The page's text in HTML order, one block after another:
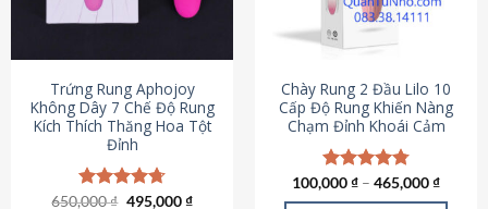
Trứng Rung Aphojoy
Không Dây 7 Chế Độ Rung
Kích Thích Thăng Hoa Tột
Đỉnh
Được xếp
650,000₫ Giá
495,000₫Giá
Chày Rung 2 Đầu Lilo 10
Cấp Độ Rung Khiến Nàng
Chạm Đỉnh Khoái Cảm
Được xếp
hạng4.80
100,000₫ – 465,000₫